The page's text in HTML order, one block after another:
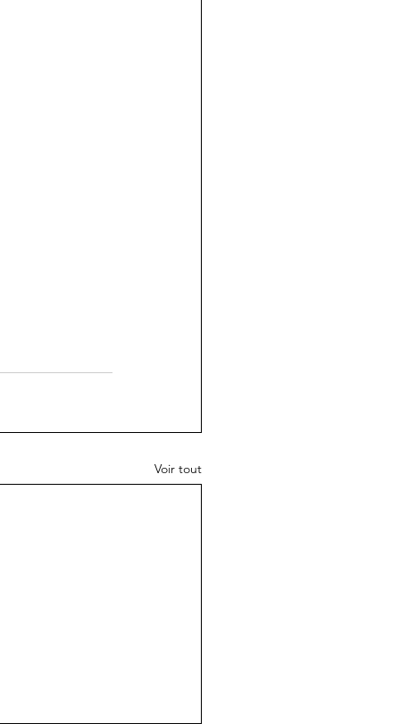
Voir tout